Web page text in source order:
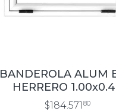
BANDEROLA ALUM
HERRERO
$184.571 80